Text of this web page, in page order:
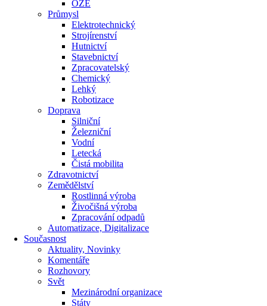
OZE
Průmysl
Elektrotechnický
Strojírenství
Hutnictví
Stavebnictví
Zpracovatelský
Chemický
Lehký
Robotizace
Doprava
Silniční
Železniční
Vodní
Letecká
Čistá mobilita
Zdravotnictví
Zemědělství
Rostlinná výroba
Živočišná výroba
Zpracování odpadů
Automatizace, Digitalizace
Současnost
Aktuality, Novinky
Komentáře
Rozhovory
Svět
Mezinárodní organizace
Státy